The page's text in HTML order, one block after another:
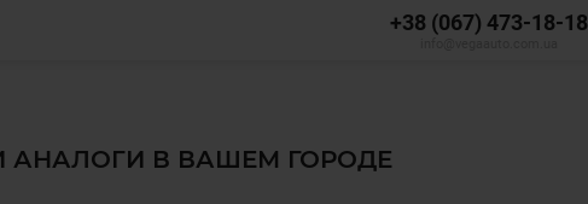
+38 (067) 473-18-18
И АНАЛОГИ В ВАШЕМ ГОРОДЕ